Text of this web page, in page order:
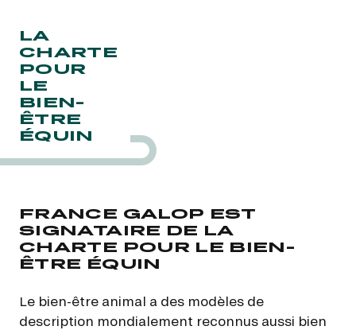
LA
CHARTE
POUR
LE
BIEN-
ÊTRE
ÉQUIN
FRANCE GALOP EST
SIGNATAIRE DE LA
CHARTE POUR LE BIEN-
ÊTRE ÉQUIN
Le bien-être animal a des modèles de
description mondialement reconnus aussi bien